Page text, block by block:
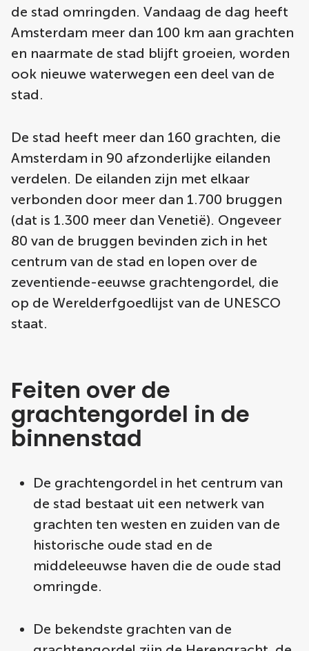
de stad omringden. Vandaag de dag heeft
Amsterdam meer dan 100 km aan grachten
en naarmate de stad blijft groeien, worden
ook nieuwe waterwegen een deel van de
stad.
De stad heeft meer dan 160 grachten, die
Amsterdam in 90 afzonderlijke eilanden
verdelen. De eilanden zijn met elkaar
verbonden door meer dan 1.700 bruggen
(dat is 1.300 meer dan Venetië). Ongeveer
80 van de bruggen bevinden zich in het
centrum van de stad en lopen over de
zeventiende-eeuwse grachtengordel, die
op de Werelderfgoedlijst van de UNESCO
staat.
Feiten over de
grachtengordel in de
binnenstad
De grachtengordel in het centrum van
de stad bestaat uit een netwerk van
grachten ten westen en zuiden van de
historische oude stad en de
middeleeuwse haven die de oude stad
omringde.
De bekendste grachten van de